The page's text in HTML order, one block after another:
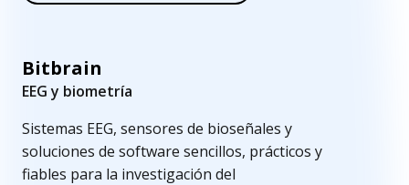
Bitbrain
EEG y biometría
Sistemas EEG, sensores de bioseñales y
soluciones de software sencillos, prácticos y
fiables para la investigación del